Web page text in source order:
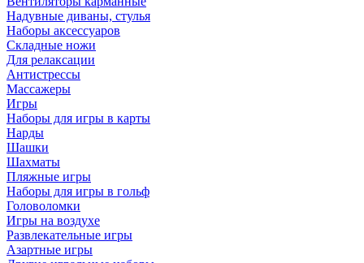
Надувные диваны, стулья
Наборы аксессуаров
Складные ножи
Для релаксации
Антистрессы
Массажеры
Игры
Наборы для игры в карты
Нарды
Шашки
Шахматы
Пляжные игры
Наборы для игры в гольф
Головоломки
Игры на воздухе
Развлекательные игры
Азартные игры